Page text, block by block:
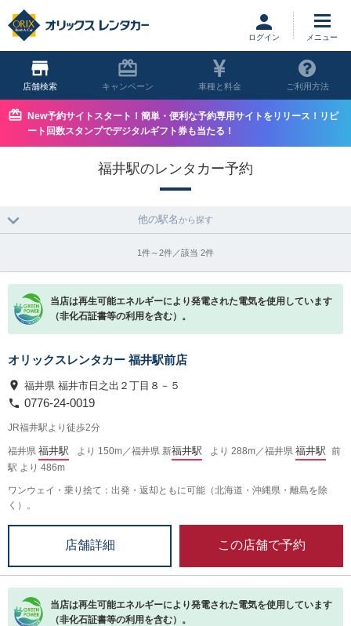
ログイン
店舗 キャンペーン 車種と料金 ご利用方法
New予約サイトスタート！簡単・便利な予約専用サイトをリリース！リピ
ート回数スタンプでデジタルギフト券も当たる！
福井駅のレンタカー予約
他の駅名から探す
1件～2件／該当 2件
当店は再生可能エネルギーにより発電された電気を使用しています
（非化石証書等の利用を含む）。
オリックスレンタカー 福井駅前店
福井県 福井市日之出２丁目８－５
0776-24-0019
JR福井駅より徒歩2分
福井県 福井駅 より 150m／福井県 新福井駅 より 288m／福井県 福井駅 前
駅 より 486m
ワンウェイ・乗り捨て：出発・返却ともに可能（北海道・沖縄県・離島を除
く）。
店舗詳細 この店舗で予約
当店は再生可能エネルギーにより発電された電気を使用しています
（非化石証書等の利用を含む）。